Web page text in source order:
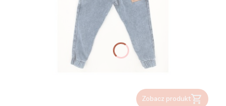
Zobacz produkt